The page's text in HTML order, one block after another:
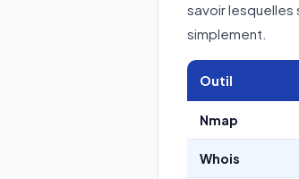
savoir lesquelles
simplement.
Outil
Nmap
Whois